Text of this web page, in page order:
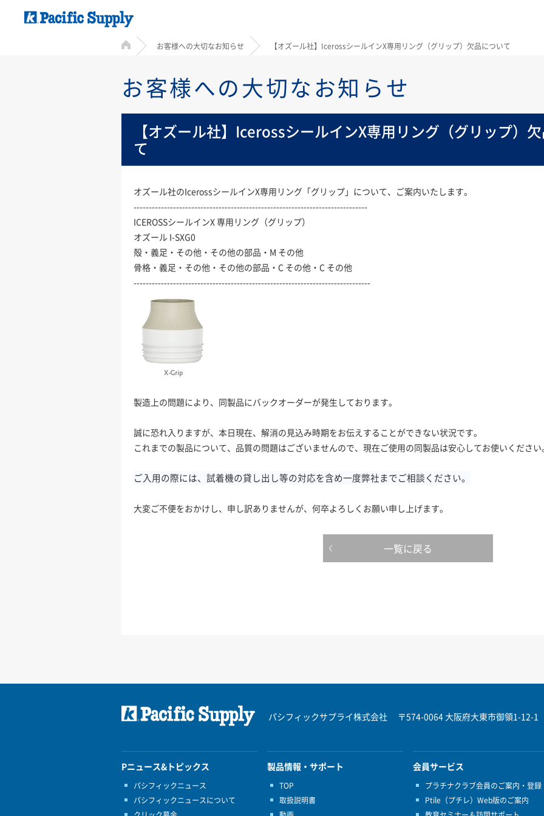
HOME お客様への大切なお知らせ 【オズール社】IcerossシールインX専用リング（グリップ）欠品について
お客様への大切なお知らせ
【オズール社】IcerossシールインX専用リング（グリップ）
て
オズール社のIcerossシールインX専用リング「グリップ」について、ご案内いたします。
-----------------------------------------------------------------------------
ICEROSSシールインX 専用リング（グリップ）
オズール I-SXG0
殻・義足・その他・その他の部品・M その他
骨格・義足・その他・その他の部品・C その他・C その他
------------------------------------------------------------------------------
製造上の問題により、同製品にバックオーダーが発生しております。
誠に恐れ入りますが、本日現在、解消の見込み時期をお伝えすることができない状況です。
これまでの製品について、品質の問題はございませんので、現在ご使用の同製品は安心してお使いください
ご入用の際には、試着機の貸し出し等の対応を含め一度弊社までご相談ください。
大変ご不便をおかけし、申し訳ありませんが、何卒よろしくお願い申し上げます。
一覧に戻る
パシフィックサプライ株式会社 〒574-0064 大阪府大東市御領1-12-1
Pニュース&トピックス
パシフィックニュース
パシフィックニュースについて
製品情報・サポート
TOP
取扱説明書
会員サービス
プラチナクラブ会員のご案内・登録
Ptile（プチレ）Web版のご案内